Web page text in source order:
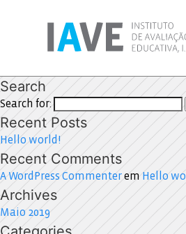
Search
Search for:
Recent Posts
Hello world!
Recent Comments
A WordPress Commenterem Hello
Archives
Maio 2019